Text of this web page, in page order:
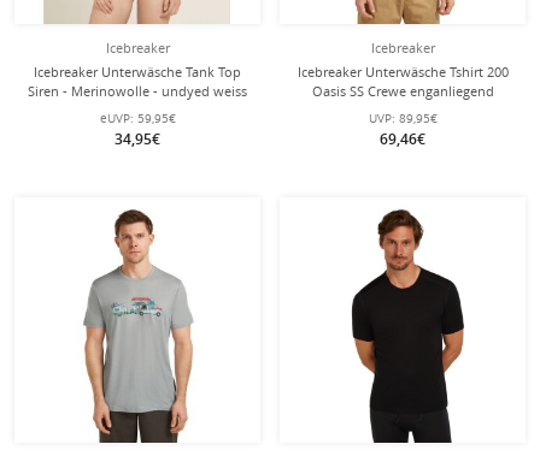
Icebreaker
Icebreaker Unterwäsche Tank Top
Siren - Merinowolle - undyed weiss
Damen
eUVP: 59,95€
34,95€
Icebreaker
Icebreaker Unterwäsche Tshirt 200
Oasis SS Crewe enganliegend
(Merinowolle) dunkelblau Herren
UVP: 89,95€
69,46€